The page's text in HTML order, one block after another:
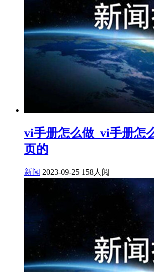
vi手册怎么做_vi手册怎
页的
新闻 2023-09-25 158人阅